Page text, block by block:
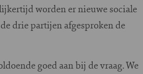
worden er nieuwe sociale
drie partijen afgesproken de
goed aan bij de vraag. We